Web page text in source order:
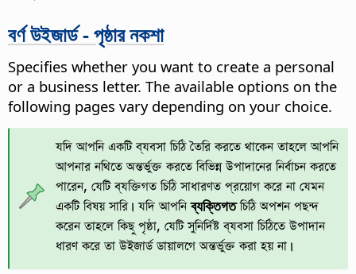
বর্ণ উইজার্ড - পৃষ্ঠার নকশা
Specifies whether you want to create a personal
or a business letter. The available options on the
following pages vary depending on your choice.
যদি আপনি একটি ব্যবসা চিঠি তৈরি করতে থাকেন তাহলে আপনি
আপনার নথিতে অন্তর্ভুক্ত করতে বিভিন্ন উপাদানের নির্বাচন করতে
পারেন, যেটি ব্যক্তিগত চিঠি সাধারণত প্রয়োগ করে না যেমন
একটি বিষয় সারি। যদি আপনিব্যক্তিগতচিঠি অপশন পছন্দ
করেন তাহলে কিছু পৃষ্ঠা, যেটি সুনির্দিষ্ট ব্যবসা চিঠিতে উপাদান
ধারণ করে তা উইজার্ড ডায়ালগে অন্তর্ভুক্ত করা হয় না।